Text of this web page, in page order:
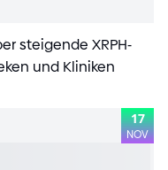
steigende XRPH-
und Kliniken
17
NOV